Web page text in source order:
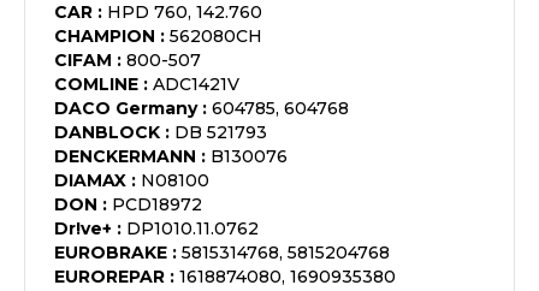
CAR : HPD 760, 142.760
CHAMPION : 562080CH
CIFAM : 800-507
COMLINE : ADC1421V
DACO Germany: 604785, 604768
DANBLOCK : DB 521793
DENCKERMANN : B130076
DIAMAX : N08100
DON : PCD18972
Dr!ve+ : DP1010.11.0762
EUROBRAKE : 5815314768, 5815204768
EUROREPAR : 1618874080, 1690935380